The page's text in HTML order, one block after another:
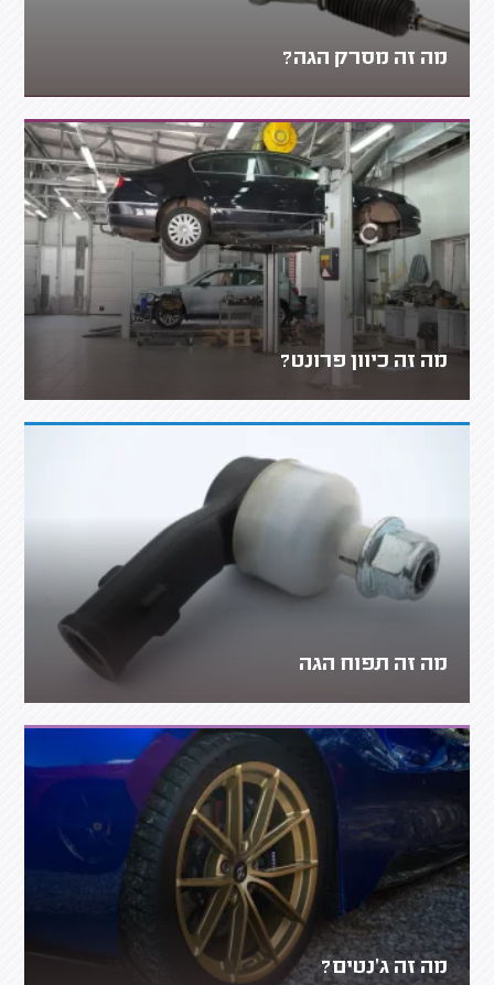
מה זה מסרק הגה?
מה זה כיוון פרונט?
מה זה תפוח הגה
מה זה ג'נטים?